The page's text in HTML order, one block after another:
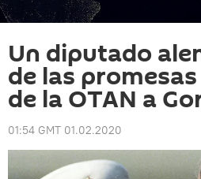
Un diputado
de las
de la OTAN a
01:54 GMT 01.02.2020